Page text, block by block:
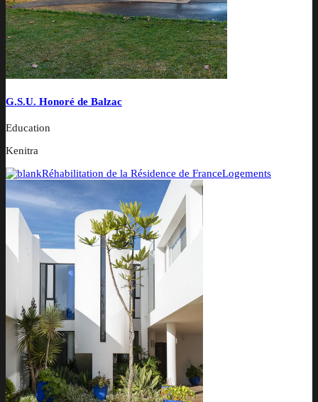
G.S.U. Honoré de Balzac
Education
Kenitra
Réhabilitation de la Résidence de FranceLogements